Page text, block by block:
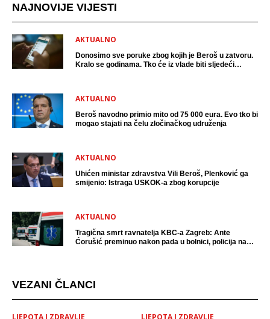
NAJNOVIJE VIJESTI
AKTUALNO
Donosimo sve poruke zbog kojih je Beroš u zatvoru.
Kralo se godinama. Tko će iz vlade biti sljedeći
AKTUALNO
Beroš navodno primio mito od 75 000 eura. Evo tko bi
mogao stajati na čelu zločinačkog udruženja
AKTUALNO
Uhićen ministar zdravstva Vili Beroš, Plenković ga
smijenio: Istraga USKOK-a zbog korupcije
AKTUALNO
Tragična smrt ravnatelja KBC-a Zagreb: Ante
Ćorušić preminuo nakon pada u bolnici, policija na
VEZANI ČLANCI